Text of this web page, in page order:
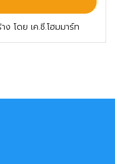
การเลือกเหล็กเส้น เหล็กในงานโครงสร้าง โดย เค.ซี.โฮมมาร์ท